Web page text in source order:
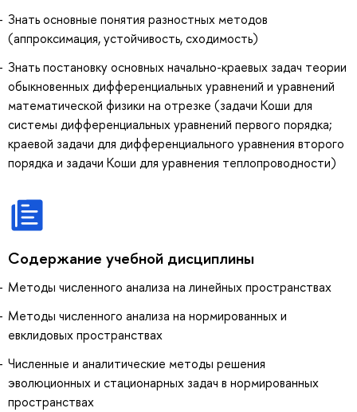
Знать основные понятия разностных методов
(аппроксимация, устойчивость, сходимость)
Знать постановку основных начально-краевых задач теории
обыкновенных дифференциальных уравнений и уравнений
математической физики на отрезке (задачи Коши для
системы дифференциальных уравнений первого порядка;
краевой задачи для дифференциального уравнения второго
порядка и задачи Коши для уравнения теплопроводности)
Содержание учебной дисциплины
Методы численного анализа на линейных пространствах
Методы численного анализа на нормированных и
евклидовых пространствах
Численные и аналитические методы решения
эволюционных и стационарных задач в нормированных
пространствах